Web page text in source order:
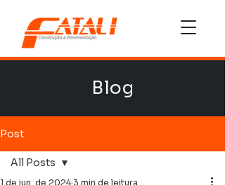
Blog
Post
All Posts
1 de jun. de 2024 3 min de leitura